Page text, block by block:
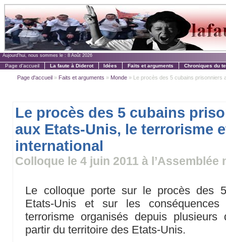
Aujourd'hui, nous sommes le : 8 Août 2026
Page d'accueil La faute à Diderot Idées Faits et arguments Chroniques du
Page d'accueil » Faits et arguments » Monde » Le procès des 5 cubains prisonniers
Le procès des 5 cubains
aux Etats-Unis, le terrorisme
international
Colloque le 4 juin 2011 à l’Assemblée
Le colloque porte sur le procès des
Etats-Unis et sur les
terrorisme organisés depuis
partir du territoire des Etats-Unis.